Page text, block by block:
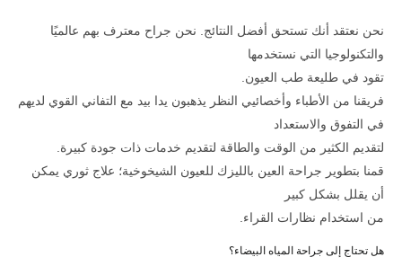
نحن نعتقد أنك تستحق أفضل النتائج. نحن جراح معترف بهم عالميًا
والتكنولوجيا التي نستخدمها
تقود في طليعة طب العيون.
فريقنا من الأطباء وأخصائيي النظر يذهبون يدا بيد مع التفاني القوي لديهم
في التفوق والاستعداد
لتقديم الكثير من الوقت والطاقة لتقديم خدمات ذات جودة كبيرة.
قمنا بتطوير جراحة العين بالليزك للعيون الشيخوخية؛ علاج ثوري يمكن
أن يقلل بشكل كبير
من استخدام نظارات القراء.
هل تحتاج إلى جراحة المياه البيضاء؟